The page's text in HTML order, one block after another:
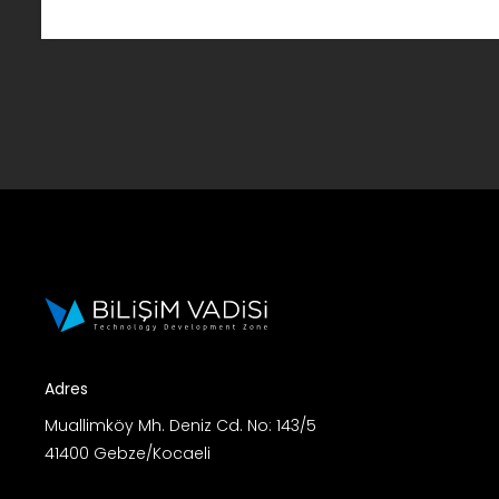
Adres
Muallimköy Mh. Deniz Cd. No: 143/5
41400 Gebze/Kocaeli